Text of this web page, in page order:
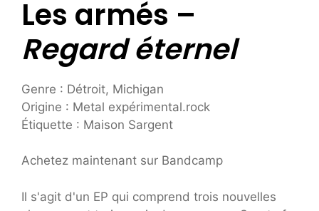
Les armés –
Regard éternel
Genre : Détroit, Michigan
Origine : Metal expérimental.rock
Étiquette : Maison Sargent
Achetez maintenant sur Bandcamp
Il s'agit d'un EP qui comprend trois nouvelles